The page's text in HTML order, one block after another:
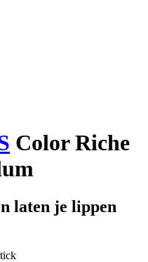
Color Riche
laten je lippen